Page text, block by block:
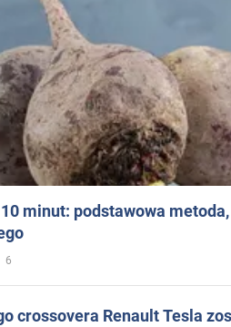
minut: podstawowa
6
crossovera Renault Tesla